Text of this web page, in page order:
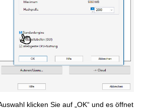
klicken Sie auf „OK“ und es öffnet